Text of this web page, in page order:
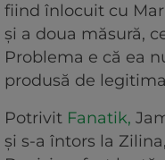
fiind înlocuit cu
și a doua măsură,
Problema e că ea
produsă de
Potrivit Fanatik,
și s-a întors la